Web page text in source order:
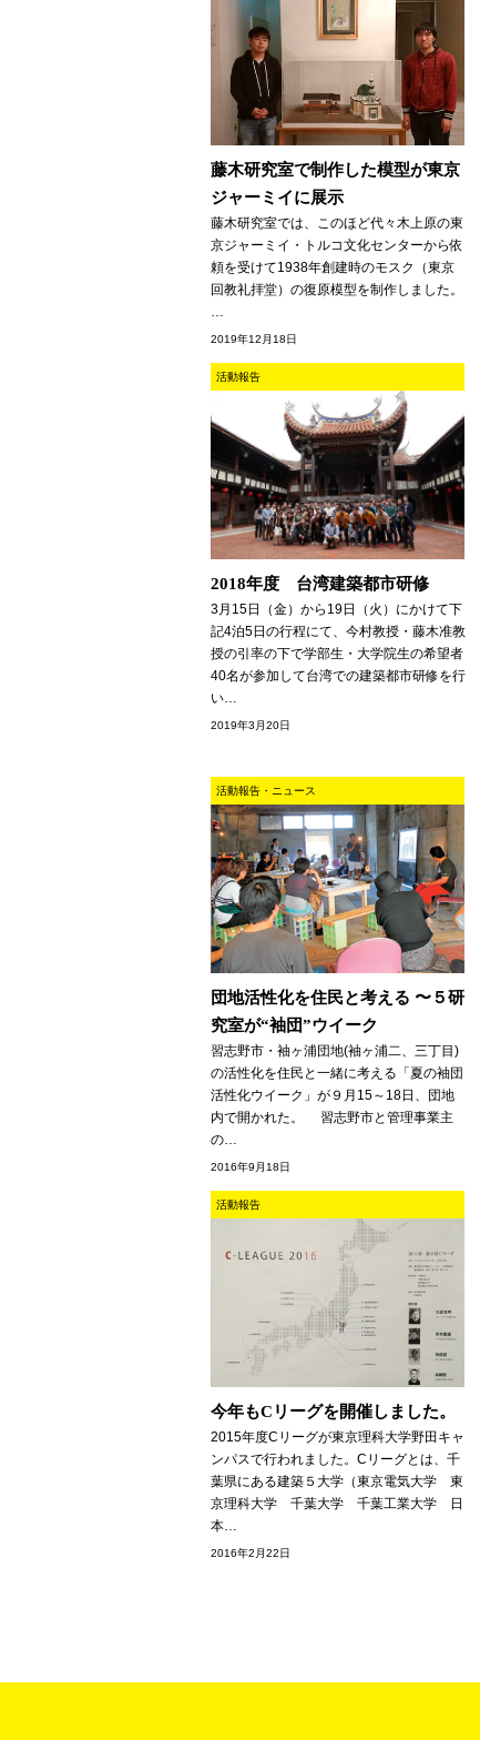
藤木研究室で制作した模型が東京
ジャーミイに展示
藤木研究室では、このほど代々木上原の東
京ジャーミイ・トルコ文化センターから依
頼を受けて1938年創建時のモスク（東京
回教礼拝堂）の復原模型を制作しました。
…
2019年12月18日
活動報告
2018年度 台湾建築都市研修
3月15日（金）から19日（火）にかけて下
記4泊5日の行程にて、今村教授・藤木准教
授の引率の下で学部生・大学院生の希望者
40名が参加して台湾での建築都市研修を行
い…
2019年3月20日
活動報告・ニュース
団地活性化を住民と考える 〜５研
究室が“袖団”ウイーク
習志野市・袖ヶ浦団地(袖ヶ浦二、三丁目)
の活性化を住民と一緒に考える「夏の袖団
活性化ウイーク」が９月15～18日、団地
内で開かれた。 習志野市と管理事業主
の…
2016年9月18日
活動報告
今年もCリーグを開催しました。
2015年度Cリーグが東京理科大学野田キャ
ンパスで行われました。Cリーグとは、千
葉県にある建築５大学（東京電気大学 東
京理科大学 千葉大学 千葉工業大学 日
本…
2016年2月22日